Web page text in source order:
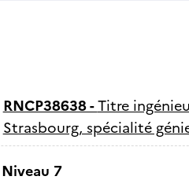
RNCP38638 -Titre
Strasbourg, spécialité
Niveau 7